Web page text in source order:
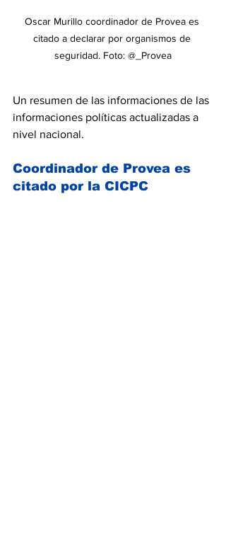
Oscar Murillo coordinador de Provea es
citado a declarar por organismos de
seguridad. Foto: @_Provea
Un resumen de las informaciones de las
informaciones políticas actualizadas a
nivel nacional.
Coordinador de Provea es
citado por la CICPC